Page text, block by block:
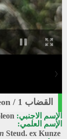
القضاب 1 / Polygonum argyrocoleon
الإسم الاجنبي:
الإسم العلمي:
Steud. ex Kunze